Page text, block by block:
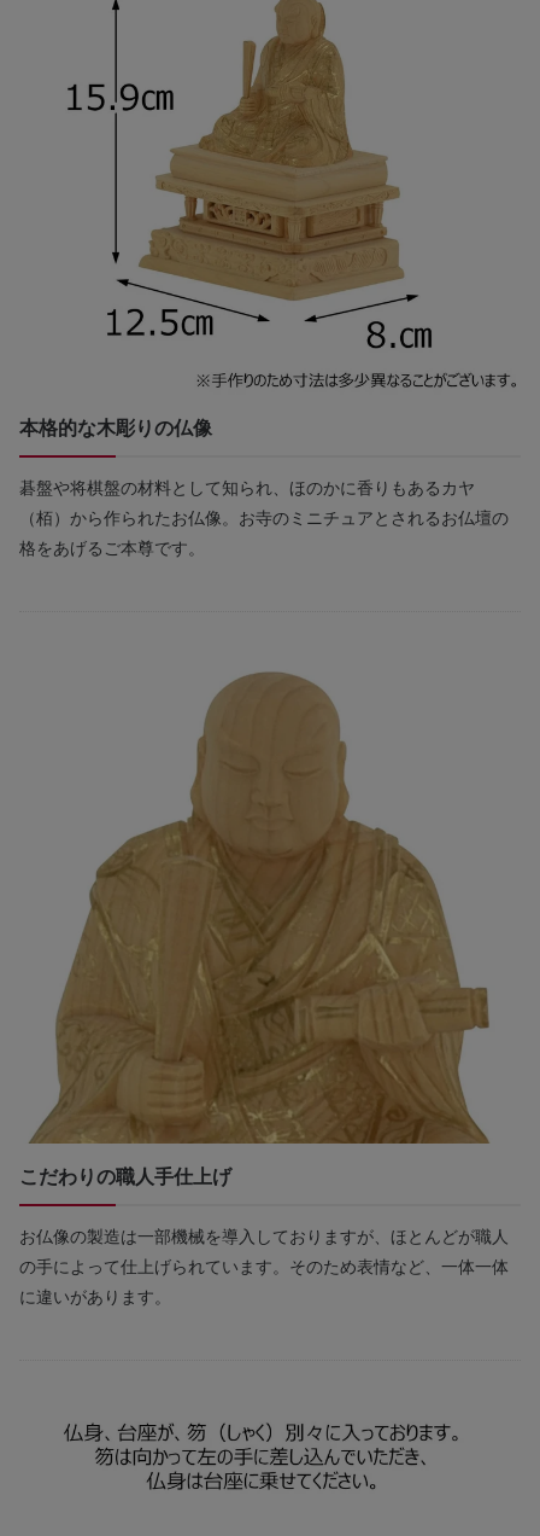
本格的な木彫りの仏像
碁盤や将棋盤の材料として知られ、ほのかに香りもあるカヤ
（栢）から作られたお仏像。お寺のミニチュアとされるお仏壇の
格をあげるご本尊です。
こだわりの職人手仕上げ
お仏像の製造は一部機械を導入しておりますが、ほとんどが職人
の手によって仕上げられています。そのため表情など、一体一体
に違いがあります。